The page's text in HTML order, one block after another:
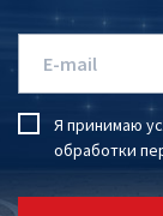
Я принимаю
обработки